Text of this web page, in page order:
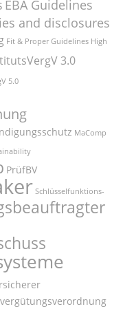
EBA Guidelines
and disclosures
Fit & Proper Guidelines High
3.0
5.0
MaComp
PrüfBV
Schlüsselfunktions-